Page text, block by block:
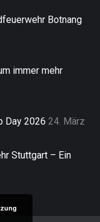
Botnang
immer mehr
Day 2026 24. März
Stuttgart – Ein